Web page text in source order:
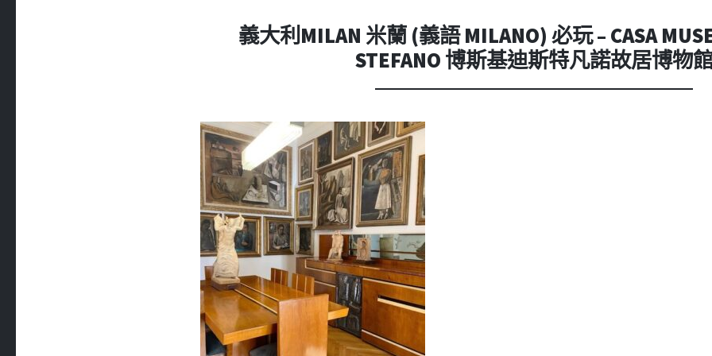
容
義大利MILAN 米蘭 (義語 MILANO) 必玩 – CASA
STEFANO 博斯基迪斯特凡諾故居博物